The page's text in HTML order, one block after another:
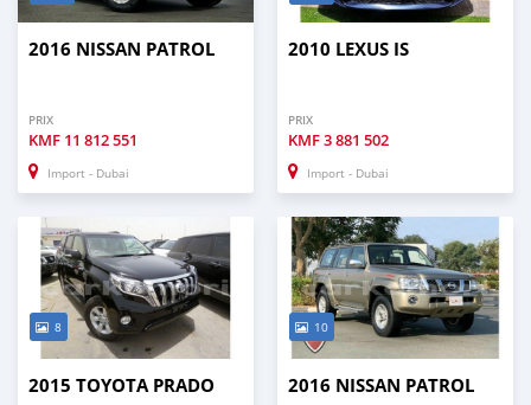
2016 NISSAN PATROL
PRIX
KMF 11 812 551
Import - Dubai
2010 LEXUS IS
PRIX
KMF3 881 502
Import - Dubai
8
2015 TOYOTA PRADO
10
2016 NISSAN PATROL